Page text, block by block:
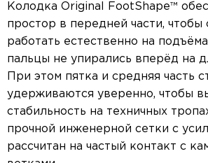
Колодка Original FootShape™
простор в передней части, чтобы
работать естественно на
пальцы не упирались вперёд на
При этом пятка и средняя часть
удерживаются уверенно, чтобы
стабильность на техничных
прочной инженерной сетки с
рассчитан на частый контакт с